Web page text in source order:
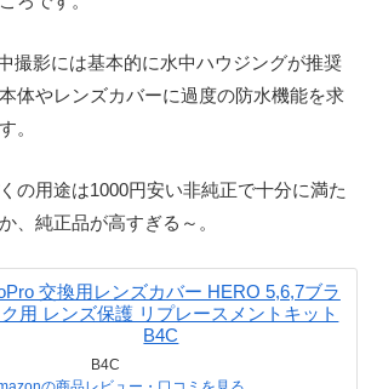
撮影には基本的に水中ハウジングが推奨
体やレンズカバーに過度の防水機能を求
。
の用途は1000円安い非純正で十分に満た
、純正品が高すぎる～。
交換用レンズカバー HERO 5,6,7ブラ
用 レンズ保護 リプレースメントキット
B4C
B4C